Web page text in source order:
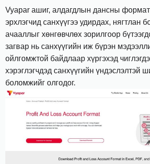
Vyapar ашиг, алдагдлын дансны
эрхлэгчид санхүүгээ удирдах, нягтлан
ачааллыг хөнгөвчлөх зорилгоор
загвар нь санхүүгийн иж бүрэн
ойлгомжтой байдлаар хүргэхэд
хэрэглэгчдэд санхүүгийн үндэслэлтэй
боломжийг олгодог.